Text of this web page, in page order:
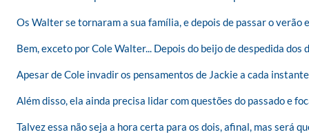
Os Walter se tornaram a sua família, e depois de passar o
Bem, exceto por Cole Walter... Depois do beijo de despedida
Apesar de Cole invadir os pensamentos de Jackie a cada
Além disso, ela ainda precisa lidar com questões do passado e
Talvez essa não seja a hora certa para os dois, afinal, mas será